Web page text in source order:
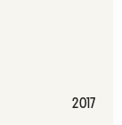
2017